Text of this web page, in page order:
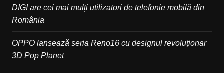
DIGI are cei mai mulți utilizatori de telefonie mobilă din
România
OPPO lansează seria Reno16 cu designul revoluționar
3D Pop Planet